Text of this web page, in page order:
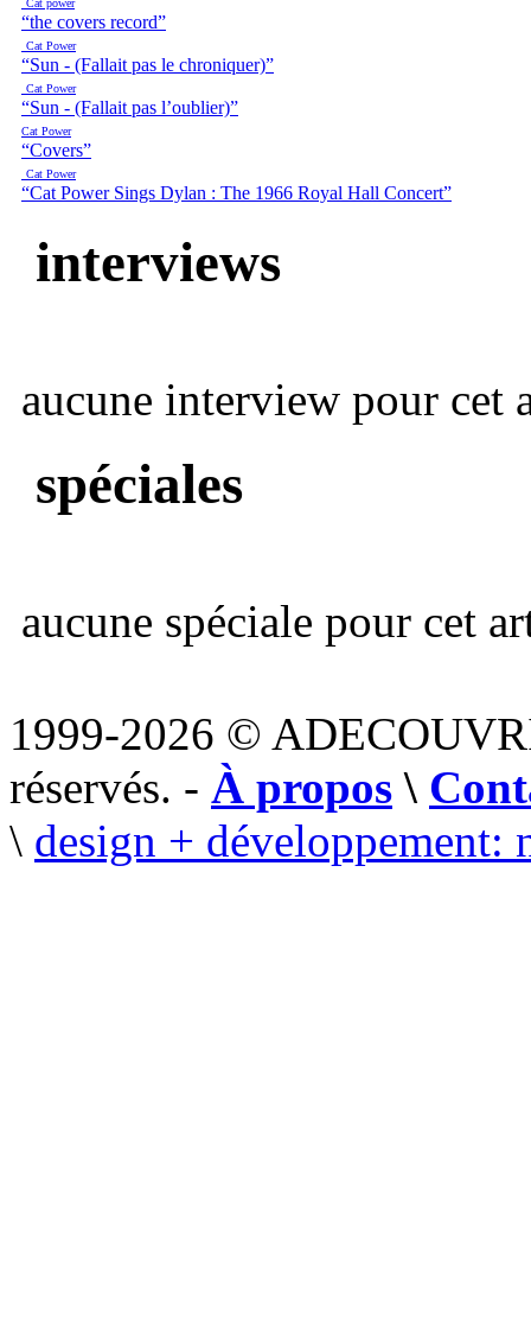
Cat power
“the covers record”
Cat Power
“Sun - (Fallait pas le chroniquer)”
Cat Power
“Sun - (Fallait pas l’oublier)”
Cat Power
“Covers”
Cat Power
“Cat Power Sings Dylan : The 1966 Royal Hall Concert”
interviews
aucune interview pour cet
spéciales
aucune spéciale pour cet
1999-2026 ©
réservés. - À propos \
\ design + développement: